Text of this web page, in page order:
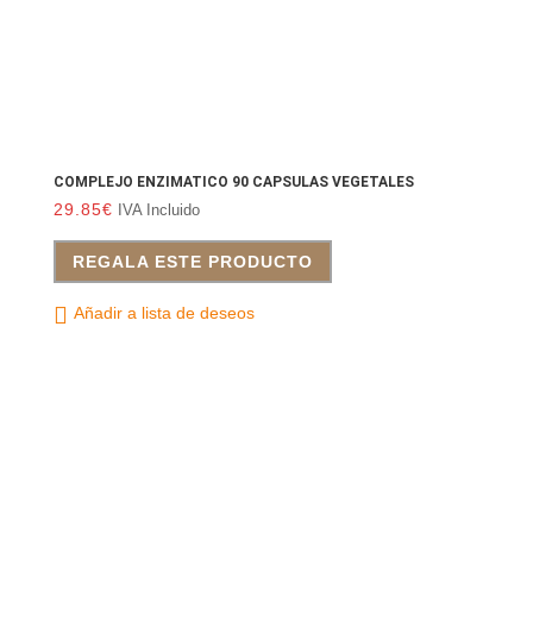
COMPLEJO ENZIMATICO 90 CAPSULAS VEGETALES
29.85€ IVA Incluido
REGALA ESTE PRODUCTO
Añadir a lista de deseos